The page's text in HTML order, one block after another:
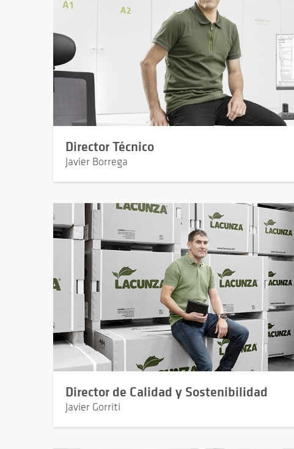
Director Técnico
Javier Borrega
Director de Calidad y Sostenibilidad
Javier Gorriti